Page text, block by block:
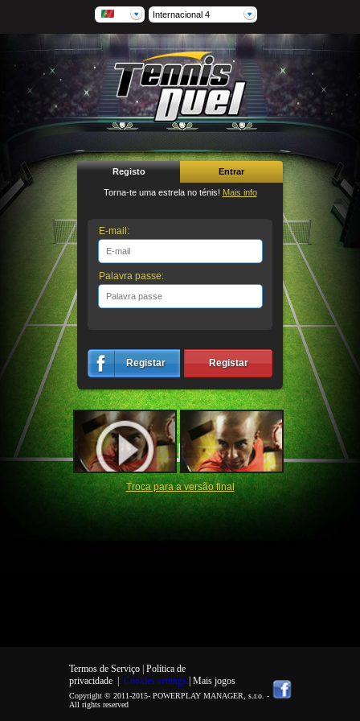
Internacional 4
Registo Entrar
Torna-te uma estrela no ténis! Mais info
E-mail:
Palavra passe:
Registar Registar
Troca para a versão final
Termos de Serviço | Política de
privacidade| Cookies settings | Mais jogos
Copyright © 2011-2015- POWERPLAY MANAGER, s.r.o. -
All rights reserved